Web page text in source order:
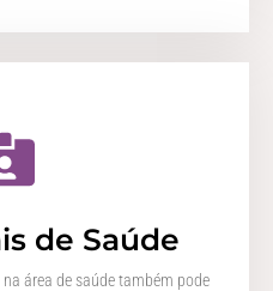
de Saúde
área de saúde também pode